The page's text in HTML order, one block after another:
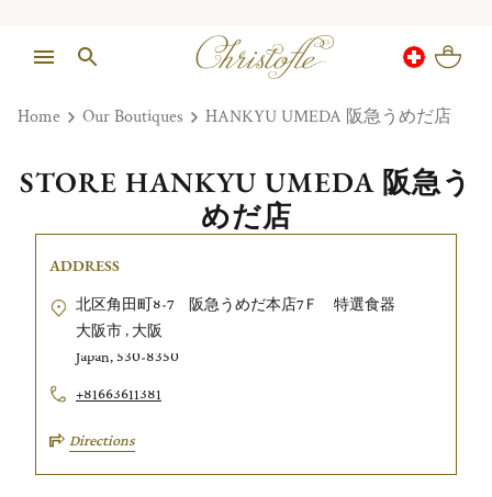
Home Our Boutiques HANKYU UMEDA 阪急うめだ店
STORE HANKYU UMEDA 阪急う
めだ店